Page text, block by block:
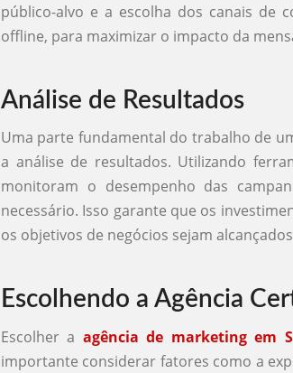
público-alvo e a escolha dos canais de
offline, para maximizar o impacto da
Análise de Resultados
Uma parte fundamental do trabalho de
a análise de resultados. Utilizando
monitoram o desempenho das
necessário. Isso garante que os
os objetivos de negócios sejam
Escolhendo a Agência
Escolher a agência de marketing em
importante considerar fatores como a